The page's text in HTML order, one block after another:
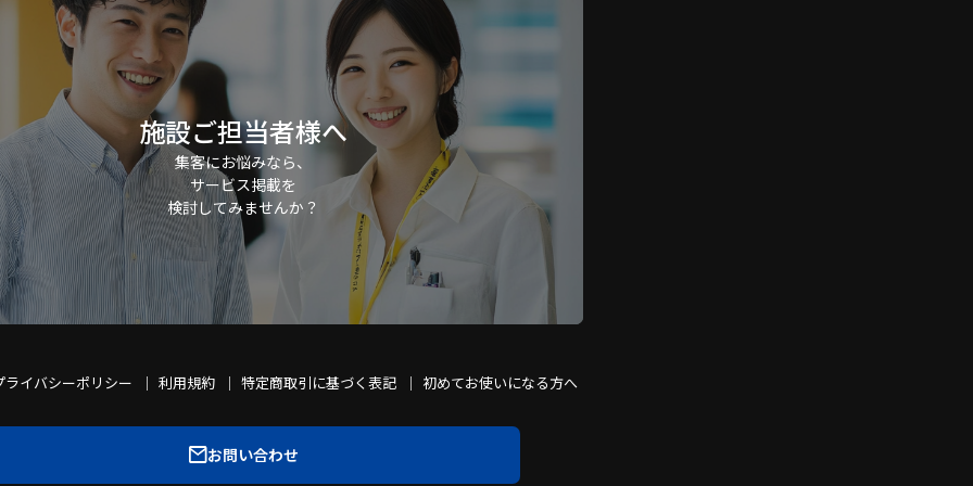
施設ご担当者様へ
集客にお悩みなら、
サービス掲載を
検討してみませんか？
ライバシーポリシー 利用規約 特定商取引に基づく表記 初めてお使いになる方へ
お問い合わせ